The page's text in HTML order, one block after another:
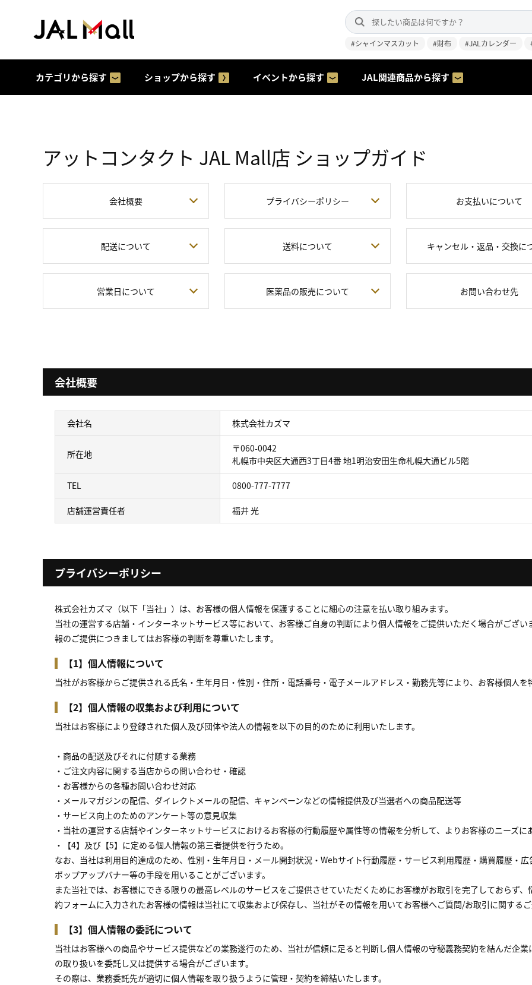
#シャインマスカット #財布 #JALカレンダー
カテゴリから探す ショップから探す イベントから探す JAL関連商品から探す
アットコンタクト JAL Mall店 ショップガイド
会社概要 プライバシーポリシー お支払いについて
配送について 送料について キャンセル・返品・交換に
営業日について 医薬品の販売について お問い合わせ先
会社概要
会社名 株式会社カズマ
所在地
〒060-0042
札幌市中央区大通西3丁目4番 地1明治安田生命札幌大通ビル5階
TEL 0800-777-7777
店舗運営責任者 福井 光
プライバシーポリシー
株式会社カズマ（以下「当社」）は、お客様の個人情報を保護することに細心の注意を払い取り組みます。
当社の運営する店舗・インターネットサービス等において、お客様ご自身の判断により個人情報をご提供いただく場合がござ
報のご提供につきましてはお客様の判断を尊重いたします。
【1】個人情報について
当社がお客様からご提供される氏名・生年月日・性別・住所・電話番号・電子メールアドレス・勤務先等により、お客様個人を
【2】個人情報の収集および利用について
当社はお客様により登録された個人及び団体や法人の情報を以下の目的のために利用いたします。
・商品の配送及びそれに付随する業務
・ご注文内容に関する当店からの問い合わせ・確認
・お客様からの各種お問い合わせ対応
・メールマガジンの配信、ダイレクトメールの配信、キャンペーンなどの情報提供及び当選者への商品配送等
・サービス向上のためのアンケート等の意見収集
・当社の運営する店舗やインターネットサービスにおけるお客様の行動履歴や属性等の情報を分析して、よりお客様のニーズに
・【4】及び【5】に定める個人情報の第三者提供を行うため。
なお、当社は利用目的達成のため、性別・生年月日・メール開封状況・Webサイト行動履歴・サービス利用履歴・購買履歴・
ポップアップバナー等の手段を用いることがございます。
また当社では、お客様にできる限りの最高レベルのサービスをご提供させていただくためにお客様がお取引を完了しておらず
約フォームに入力されたお客様の情報は当社にて収集および保存し、当社がその情報を用いてお客様へご質問/お取引に関する
【3】個人情報の委託について
当社はお客様への商品やサービス提供などの業務遂行のため、当社が信頼に足ると判断し個人情報の守秘義務契約を結んだ企
の取り扱いを委託し又は提供する場合がございます。
その際は、業務委託先が適切に個人情報を取り扱うように管理・契約を締結いたします。